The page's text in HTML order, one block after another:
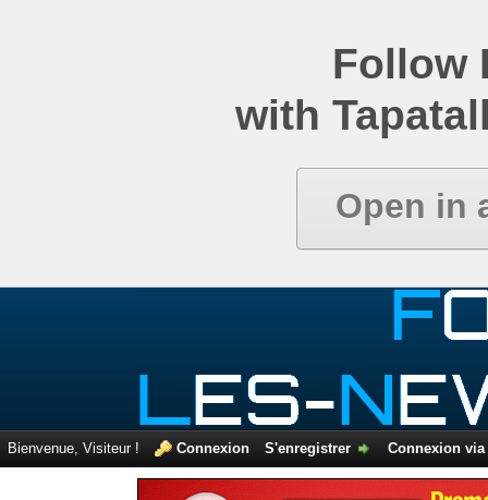
Follow
with
Open in
Bienvenue, Visiteur ! Connexion S'enregistrer Connexion via